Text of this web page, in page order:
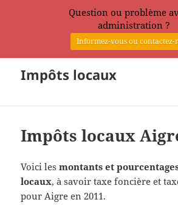
Impôts locaux
Impôts locaux
Voici lesmontants et
locaux, à savoir taxe foncière et
pour Aigre en 2011.
Question ou problème
administration ?
Informez-vous ou contactez-